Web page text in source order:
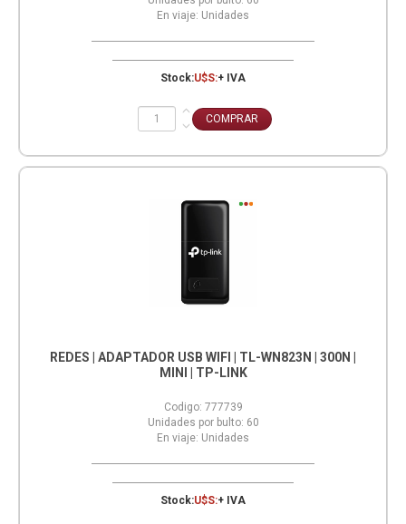
En viaje: Unidades
Stock:U$S:+ IVA
REDES | ADAPTADOR USB WIFI | TL-WN823N | 300N |
MINI | TP-LINK
Codigo: 777739
Unidades por bulto: 60
En viaje: Unidades
Stock:U$S:+ IVA